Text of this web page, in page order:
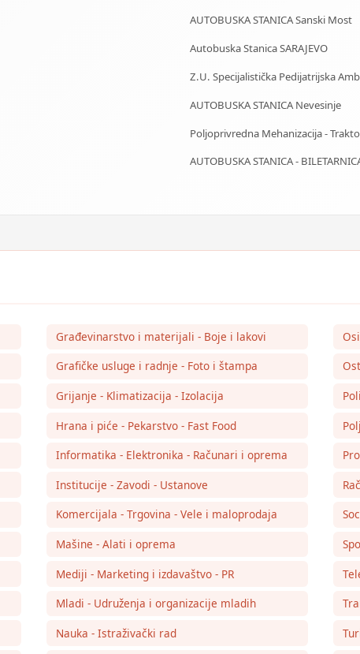
AUTOBUSKA STANICA Sanski Most
Autobuska Stanica SARAJEVO
Z.U. Specijalistička Pedijatrijska
AUTOBUSKA STANICA Nevesinje
Poljoprivredna Mehanizacija -
AUTOBUSKA STANICA -
Građevinarstvo i materijali - Boje i lakovi
Grafičke usluge i radnje - Foto i štampa
Grijanje - Klimatizacija - Izolacija
Hrana i piće - Pekarstvo - Fast Food
Informatika - Elektronika - Računari i oprema
Institucije - Zavodi - Ustanove
Komercijala - Trgovina - Vele i maloprodaja
Mašine - Alati i oprema
Mediji - Marketing i izdavaštvo - PR
Mladi - Udruženja i organizacije mladih
Nauka - Istraživački rad